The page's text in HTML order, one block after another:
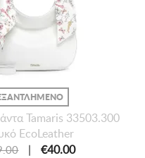
Tamaris 33503.300
EcoLeather
| €40.00